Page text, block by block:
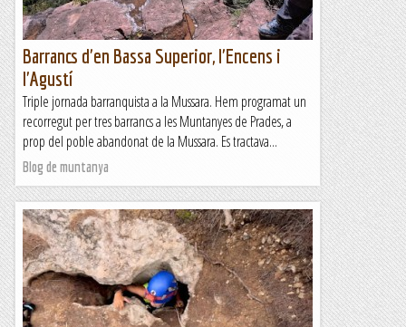
Barrancs d'en Bassa Superior, l'Encens i
l'Agustí
Triple jornada barranquista a la Mussara. Hem programat un
recorregut per tres barrancs a les Muntanyes de Prades, a
prop del poble abandonat de la Mussara. Es tractava...
Blog de muntanya